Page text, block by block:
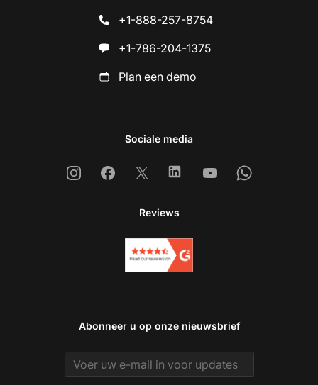
+1-888-257-8754
+1-786-204-1375
Plan een demo
Sociale media
InstagramFacebook
X LinkedinYoutubeWhatsapp
Reviews
Abonneer u op onze nieuwsbrief
Email address